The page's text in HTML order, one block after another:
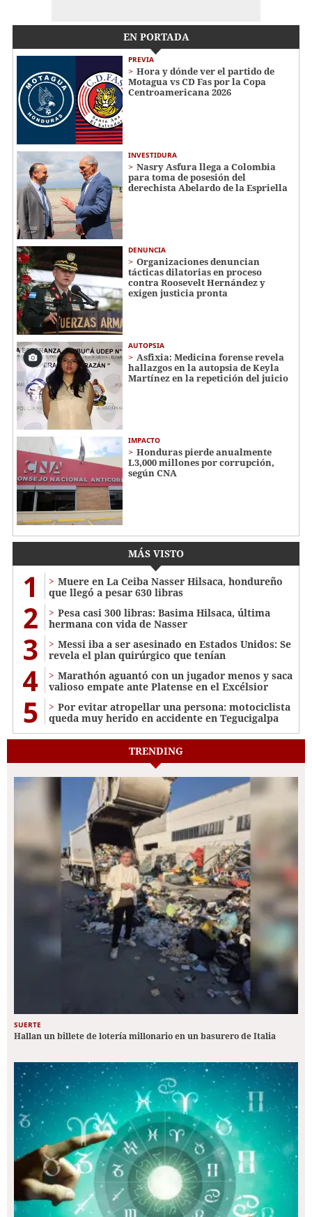
EN PORTADA
PREVIA
Hora y dónde ver el partido de
Motagua vs CD Fas por la Copa
Centroamericana 2026
INVESTIDURA
Nasry Asfura llega a Colombia
para toma de posesión del
derechista Abelardo de la Espriella
DENUNCIA
Organizaciones denuncian
tácticas dilatorias en proceso
contra Roosevelt Hernández y
exigen justicia pronta
AUTOPSIA
Asfixia: Medicina forense revela
hallazgos en la autopsia de Keyla
Martínez en la repetición del juicio
IMPACTO
Honduras pierde anualmente
L3,000 millones por corrupción,
según CNA
MÁS VISTO
1
Muere en La Ceiba Nasser Hilsaca, hondureño
que llegó a pesar 630 libras
2
Pesa casi 300 libras: Basima Hilsaca, última
hermana con vida de Nasser
3
Messi iba a ser asesinado en Estados Unidos: Se
revela el plan quirúrgico que tenían
4
Marathón aguantó con un jugador menos y saca
valioso empate ante Platense en el Excélsior
5
Por evitar atropellar una persona: motociclista
queda muy herido en accidente en Tegucigalpa
TRENDING
SUERTE
Hallan un billete de lotería millonario en un basurero de Italia